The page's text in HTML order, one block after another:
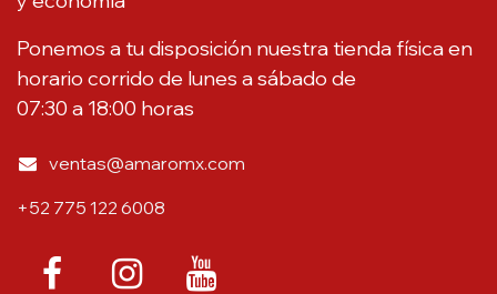
Ponemos a tu disposición nuestra tienda física en
horario corrido de lunes a sábado de
07:30 a 18:00 horas
ventas@amaromx.com
+52 775 122 6008